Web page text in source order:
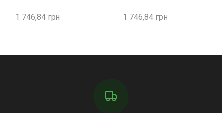
1 746,84 1 746,84